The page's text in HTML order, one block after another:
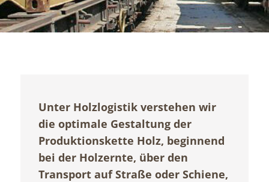
Unter Holzlogistik verstehen wir
die optimale Gestaltung der
Produktionskette Holz, beginnend
bei der Holzernte, über den
Transport auf Straße oder Schiene,